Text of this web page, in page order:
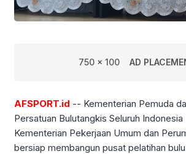
750 x 100 AD
AFSPORT.id -- Kementerian Pemuda
Persatuan Bulutangkis Seluruh Indonesia
Kementerian Pekerjaan Umum dan
bersiap membangun pusat pelatihan